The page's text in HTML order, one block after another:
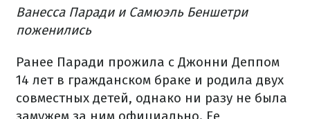
Ванесса Паради и Самюэль Беншетри
поженились
Ранее Паради прожила с Джонни Деппом
14 лет в гражданском браке и родила двух
совместных детей, однако ни разу не была